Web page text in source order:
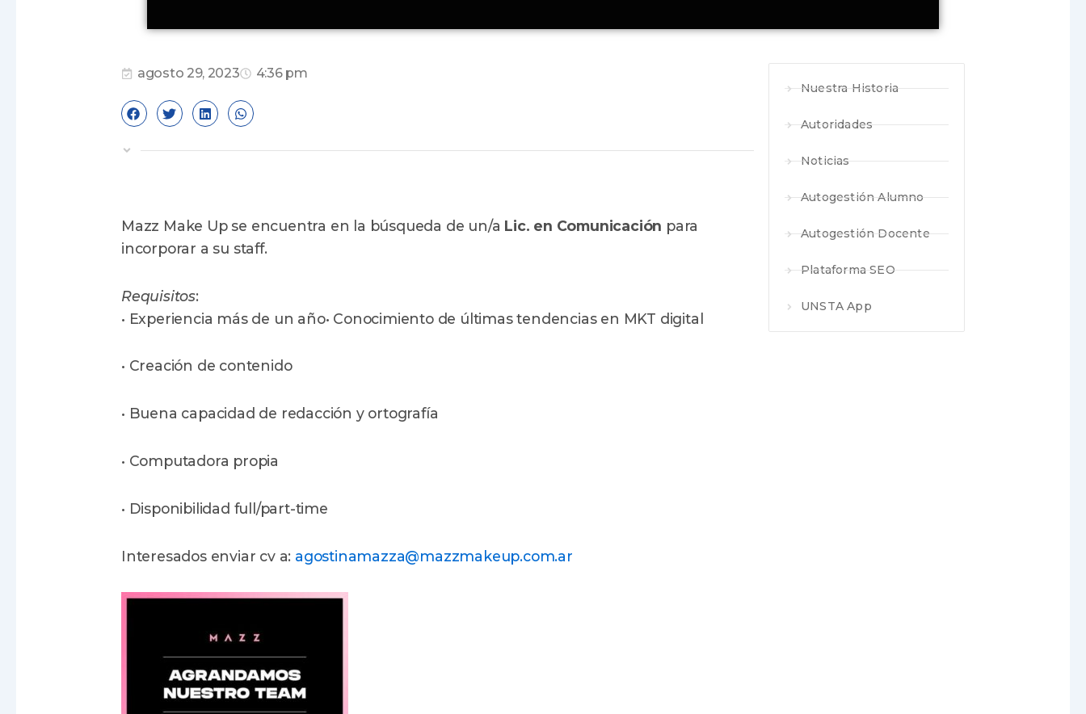
agosto 29, 2023 4:36 pm
Mazz Make Up se encuentra en la búsqueda de un/a Lic. en Comunicación para
incorporar a su staff.
Requisitos:
• Experiencia más de un año• Conocimiento de últimas tendencias en MKT digital
• Creación de contenido
• Buena capacidad de redacción y ortografía
• Computadora propia
• Disponibilidad full/part-time
Interesados enviar cv a: agostinamazza@mazzmakeup.com.ar
Nuestra Historia
Autoridades
Noticias
Autogestión Alumno
Autogestión Docente
Plataforma SEO
UNSTA App